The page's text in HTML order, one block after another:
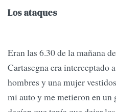
Los ataques
Eran las 6.30 de la mañana
Cartasegna era interceptado
hombres y una mujer
mi auto y me metieron en un